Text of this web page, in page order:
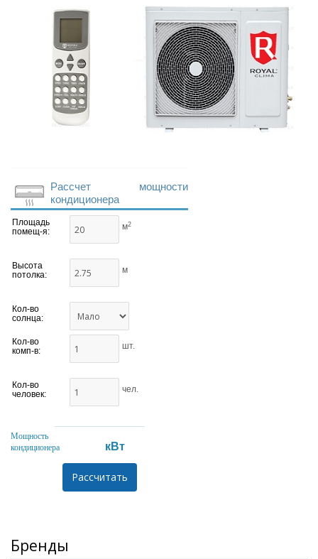
Рассчет мощности
кондиционера
Площадь
помещ-я:
м2
Высота
потолка:
м
Кол-во
солнца:
Кол-во
комп-в:
шт.
Кол-во
человек:
чел.
Мощность
кондиционера
кВт
Бренды